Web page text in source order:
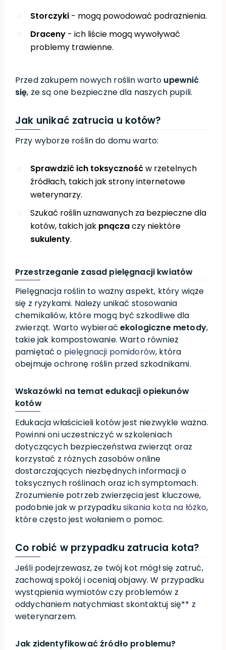
Storczyki - mogą powodować podrażnienia.
Draceny - ich liście mogą wywoływać
problemy trawienne.
Przed zakupem nowych roślin warto upewnić
się, że są one bezpieczne dla naszych pupili.
Jak unikać zatrucia u kotów?
Przy wyborze roślin do domu warto:
Sprawdzić ich toksycznośćw rzetelnych
źródłach, takich jak strony internetowe
weterynarzy.
Szukać roślin uznawanych za bezpieczne dla
kotów, takich jak pnączaczy niektóre
sukulenty.
Przestrzeganie zasad pielęgnacji kwiatów
Pielęgnacja roślin to ważny aspekt, który wiąże
się z ryzykami. Należy unikać stosowania
chemikaliów, które mogą być szkodliwe dla
zwierząt. Warto wybieraćekologiczne metody,
takie jak kompostowanie. Warto również
pamiętać o pielęgnacji pomidorów, która
obejmuje ochronę roślin przed szkodnikami.
Wskazówki na temat edukacji opiekunów
kotów
Edukacja właścicieli kotów jest niezwykle ważna.
Powinni oni uczestniczyć w szkoleniach
dotyczących bezpieczeństwa zwierząt oraz
korzystać z różnych zasobów online
dostarczających niezbędnych informacji o
toksycznych roślinach oraz ich symptomach.
Zrozumienie potrzeb zwierzęcia jest kluczowe,
podobnie jak w przypadkusikania kota na łóżko,
które często jest wołaniem o pomoc.
Co robić w przypadku zatrucia kota?
Jeśli podejrzewasz, że twój kot mógł się zatruć,
zachowaj spokój i oceniaj objawy. W przypadku
wystąpienia wymiotów czy problemów z
oddychaniem natychmiast skontaktuj się** z
weterynarzem.
Jak zidentyfikować źródło problemu?